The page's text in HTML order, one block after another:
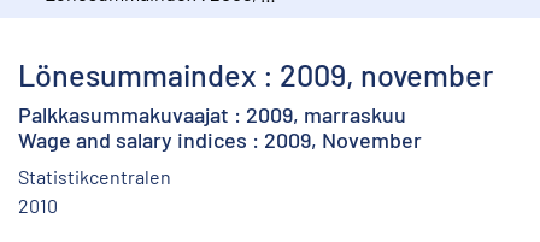
Lönesummaindex : 2009, november
Palkkasummakuvaajat : 2009, marraskuu
Wage and salary indices : 2009, November
Statistikcentralen
2010